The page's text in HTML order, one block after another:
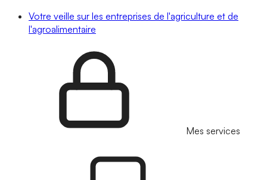
Votre veille sur les entreprises de l'agriculture et de
l'agroalimentaire
Mes services